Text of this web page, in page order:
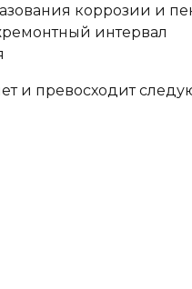
коррозии и
интервал
и превосходит